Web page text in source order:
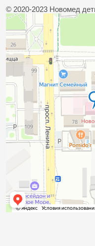
© 2020-2023 Новомед